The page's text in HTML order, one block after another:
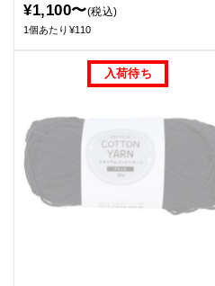
¥1,100〜(税込)
1個あたり¥110